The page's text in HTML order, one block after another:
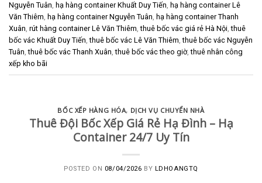
Nguyễn Tuân, hạ hàng container Khuất Duy Tiến, hạ hàng container Lê
Văn Thiêm, hạ hàng container Nguyễn Tuân, hạ hàng container Thanh
Xuân, rút hàng container Lê Văn Thiêm,thuê bốc vác giá rẻ Hà Nội,thuê
bốc vác Khuất Duy Tiến,thuê bốc vác Lê Văn Thiêm,thuê bốc vác Nguyễn
Tuân,thuê bốc vác Thanh Xuân,thuê bốc vác theo giờ,thuê nhân công
xếp kho bãi
BỐC XẾP HÀNG HÓA, DỊCH VỤ CHUYỂN NHÀ
Thuê Đội Bốc Xếp Giá Rẻ Hạ Đình – Hạ
Container 24/7 Uy Tín
POSTED ON 08/04/2026 BY LDHOANGTQ